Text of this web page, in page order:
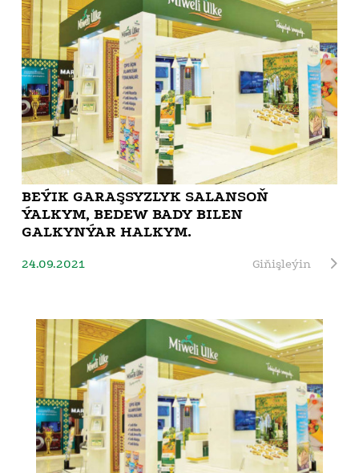
BEÝIK GARAŞSYZLYK SALANSOŇ
ÝALKYM, BEDEW BADY BILEN
GALKYNÝAR HALKYM.
24.09.2021 Giňişleýin